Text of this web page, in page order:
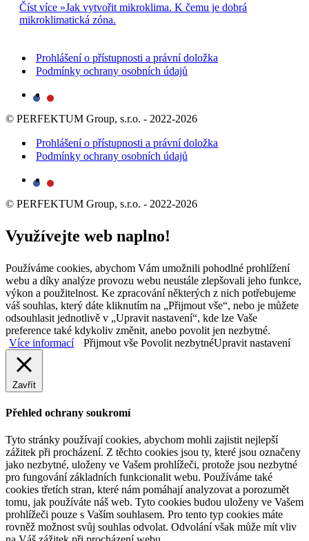
Číst více »Jak vytvořit mikroklima. K čemu je dobrá
mikroklimatická zóna.
Prohlášení o přístupnosti a právní doložka
Podmínky ochrany osobních údajů
© PERFEKTUM Group, s.r.o. - 2022-2026
Prohlášení o přístupnosti a právní doložka
Podmínky ochrany osobních údajů
© PERFEKTUM Group, s.r.o. - 2022-2026
Využívejte web naplno!
Používáme cookies, abychom Vám umožnili pohodlné prohlížení
webu a díky analýze provozu webu neustále zlepšovali jeho funkce,
výkon a použitelnost. Ke zpracování některých z nich potřebujeme
váš souhlas, který dáte kliknutím na „Přijmout vše“, nebo je můžete
odsouhlasit jednotlivě v „Upravit nastavení“, kde lze Vaše
preference také kdykoliv změnit, anebo povolit jen nezbytné.
Více informací
Přijmout vše Povolit nezbytnéUpravit nastavení
Zavřít
Přehled ochrany soukromí
Tyto stránky používají cookies, abychom mohli zajistit nejlepší
zážitek při procházení. Z těchto cookies jsou ty, které jsou označeny
jako nezbytné, uloženy ve Vašem prohlížeči, protože jsou nezbytné
pro fungování základních funkcionalit webu. Používáme také
cookies třetích stran, které nám pomáhají analyzovat a porozumět
tomu, jak používáte náš web. Tyto cookies budou uloženy ve Vašem
prohlížeči pouze s Vaším souhlasem. Pro tento typ cookies máte
rovněž možnost svůj souhlas odvolat. Odvolání však může mít vliv